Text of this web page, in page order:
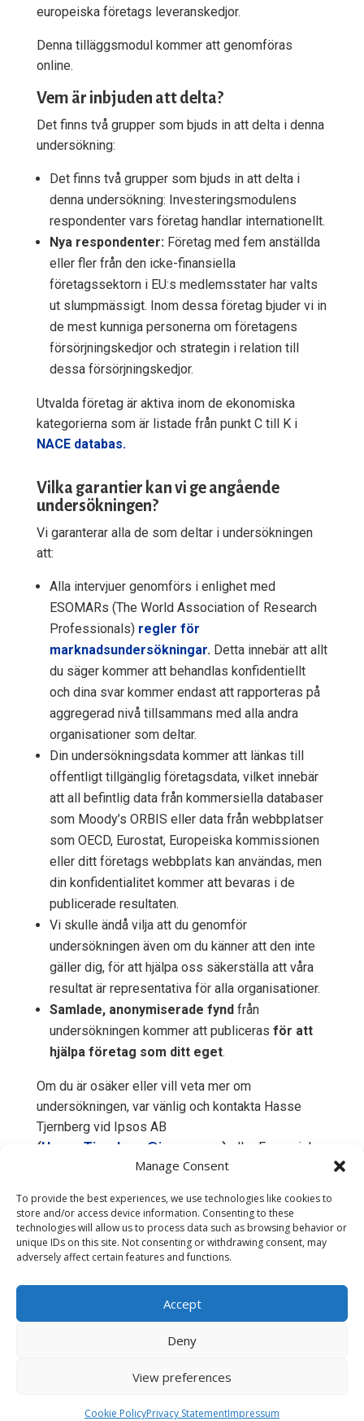
Manage Consent
To provide the best experiences, we use technologies like cookies to
store and/or access device information. Consenting to these
technologies will allow us to process data such as browsing behavior or
unique IDs on this site. Not consenting or withdrawing consent, may
adversely affect certain features and functions.
Accept
Deny
View preferences
Cookie PolicyPrivacy StatementImpressum
europeiska företags leveranskedjor.
Denna tilläggsmodul kommer att genomföras
online.
Vem är inbjuden att delta?
Det finns två grupper som bjuds in att delta i denna
undersökning:
Det finns två grupper som bjuds in att delta i
denna undersökning: Investeringsmodulens
respondenter vars företag handlar internationellt.
Nya respondenter: Företag med fem anställda
eller fler från den icke-finansiella
företagssektorn i EU:s medlemsstater har valts
ut slumpmässigt. Inom dessa företag bjuder vi in
de mest kunniga personerna om företagens
försörjningskedjor och strategin i relation till
dessa försörjningskedjor.
Utvalda företag är aktiva inom de ekonomiska
kategorierna som är listade från punkt C till K i
NACE databas.
Vilka garantier kan vi ge angående
undersökningen?
Vi garanterar alla de som deltar i undersökningen
att:
Alla intervjuer genomförs i enlighet med
ESOMARs (The World Association of Research
Professionals) regler för
marknadsundersökningar.Detta innebär att allt
du säger kommer att behandlas konfidentiellt
och dina svar kommer endast att rapporteras på
aggregerad nivå tillsammans med alla andra
organisationer som deltar.
Din undersökningsdata kommer att länkas till
offentligt tillgänglig företagsdata, vilket innebär
att all befintlig data från kommersiella databaser
som Moody’s ORBIS eller data från webbplatser
som OECD, Eurostat, Europeiska kommissionen
eller ditt företags webbplats kan användas, men
din konfidentialitet kommer att bevaras i de
publicerade resultaten.
Vi skulle ändå vilja att du genomför
undersökningen även om du känner att den inte
gäller dig, för att hjälpa oss säkerställa att våra
resultat är representativa för alla organisationer.
Samlade, anonymiserade fynd från
undersökningen kommer att publiceras för att
hjälpa företag som ditt eget.
Om du är osäker eller vill veta mer om
undersökningen, var vänlig och kontakta Hasse
Tjernberg vid Ipsos AB
(Hasse.Tjernberg@ipsos.com ) eller Europeiska
investeringsbanken (eibis@eib.org
Integritetspolicy|Cookiepolicy